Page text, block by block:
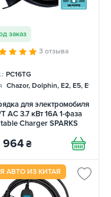
заказ
3 отзыва
PC16TG
Chazor, Dolphin, E2, E5, E9,
для электромобиля
AC 3.7 кВт 16А 1-фаза
Charger SPARKS
964 ₴
АВТО ИЗ КИТАЯ